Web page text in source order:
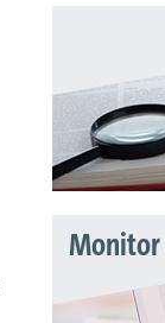
Monitor